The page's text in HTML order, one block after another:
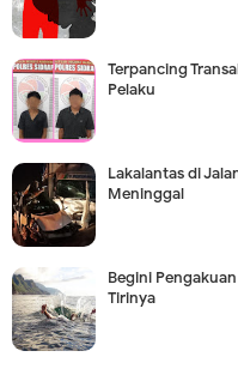
Terpancing
Pelaku
Lakalantas di
Meninggal
Begini
Tirinya